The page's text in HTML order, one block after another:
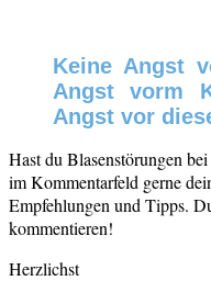
Keine Angst
Angst vorm
Angst vor
Hast du Blasenstörungen
im Kommentarfeld gerne
Empfehlungen und Tipps.
kommentieren!
Herzlichst